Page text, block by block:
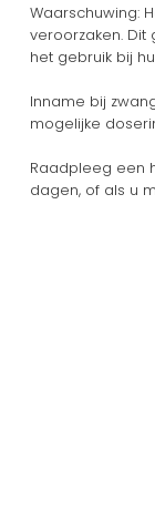
Waarschuwing:
veroorzaken.
het gebruik bij
Inname bij
mogelijke
Raadpleeg een
dagen, of als u